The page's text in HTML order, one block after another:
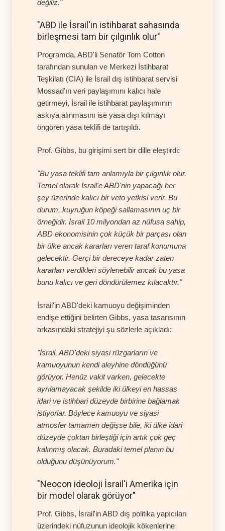
değiliz."
"ABD ile İsrail'in istihbarat sahasında
birleşmesi tam bir çılgınlık olur"
Programda, ABD'li Senatör Tom Cotton
tarafından sunulan ve Merkezi İstihbarat
Teşkilatı (CIA) ile İsrail dış istihbarat servisi
Mossad'ın veri paylaşımını kalıcı hale
getirmeyi, İsrail ile istihbarat paylaşımının
askıya alınmasını ise yasa dışı kılmayı
öngören yasa teklifi de tartışıldı.
Prof. Gibbs, bu girişimi sert bir dille eleştirdi:
"Bu yasa teklifi tam anlamıyla bir çılgınlık olur.
Temel olarak İsrail'e ABD'nin yapacağı her
şey üzerinde kalıcı bir veto yetkisi verir. Bu
durum, kuyruğun köpeği sallamasının uç bir
örneğidir. İsrail 10 milyondan az nüfusa sahip,
ABD ekonomisinin çok küçük bir parçası olan
bir ülke ancak kararları veren taraf konumuna
gelecektir. Gerçi bir dereceye kadar zaten
kararları verdikleri söylenebilir ancak bu yasa
bunu kalıcı ve geri döndürülemez kılacaktır."
İsrail'in ABD'deki kamuoyu değişiminden
endişe ettiğini belirten Gibbs, yasa tasarısının
arkasındaki stratejiyi şu sözlerle açıkladı:
"İsrail, ABD'deki siyasi rüzgarların ve
kamuoyunun kendi aleyhine döndüğünü
görüyor. Henüz vakit varken, gelecekte
ayrılamayacak şekilde iki ülkeyi en hassas
idari ve istihbari düzeyde birbirine bağlamak
istiyorlar. Böylece kamuoyu ve siyasi
atmosfer tamamen değişse bile, iki ülke idari
düzeyde çoktan birleştiği için artık çok geç
kalınmış olacak. Buradaki temel planın bu
olduğunu düşünüyorum."
"Neocon ideoloji İsrail'i Amerika için
bir model olarak görüyor"
Prof. Gibbs, İsrail'in ABD dış politika yapıcıları
üzerindeki nüfuzunun ideolojik kökenlerine